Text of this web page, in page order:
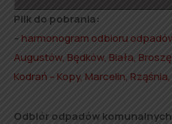
Plik do pobrania:
– harmonogram odbioru
Augustów, Będków, Biała,
Kodrań – Kopy, Marcelin,
Odbiór odpadów